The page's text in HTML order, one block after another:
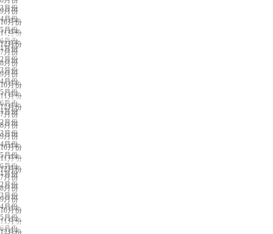
9月份
10月份
11月份
12月份
3月份
4月份
5月份
6月份
7月份
8月份
9月份
10月份
11月份
12月份
成都展会排期
1月份
2月份
3月份
4月份
5月份
6月份
7月份
8月份
9月份
10月份
11月份
12月份
长沙展会排期
1月份
2月份
3月份
4月份
5月份
6月份
7月份
8月份
9月份
10月份
11月份
12月份
义乌展会排期
1月份
2月份
3月份
4月份
5月份
6月份
苏州展会排期